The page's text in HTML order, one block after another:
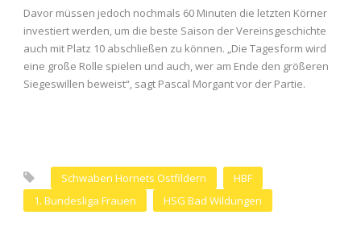
Davor müssen jedoch nochmals 60 Minuten die letzten Körner
investiert werden, um die beste Saison der Vereinsgeschichte
auch mit Platz 10 abschließen zu können. „Die Tagesform wird
eine große Rolle spielen und auch, wer am Ende den größeren
Siegeswillen beweist“, sagt Pascal Morgant vor der Partie.
Schwaben Hornets Ostfildern
HBF
1. Bundesliga Frauen
HSG Bad Wildungen